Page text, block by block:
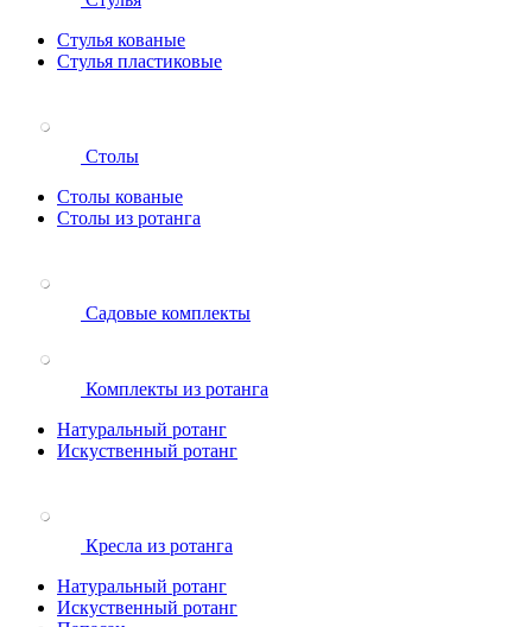
Стулья кованые
Стулья пластиковые
Столы
Столы кованые
Столы из ротанга
Садовые комплекты
Комплекты из ротанга
Натуральный ротанг
Искуственный ротанг
Кресла из ротанга
Натуральный ротанг
Искуственный ротанг